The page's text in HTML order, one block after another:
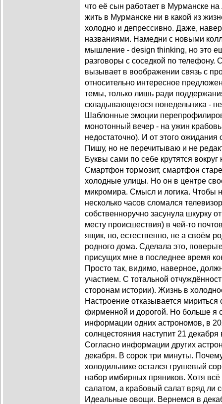
что её сын работает в Мурманске
жить в Мурманске ни в какой из
холодно и депрессивно. Даже,
названиями. Намедни с новыми
мышление - design thinking, но это
разговоры с соседкой по телефону.
вызывает в воображении связь с
относительно интересное
темы, только лишь ради
складывающегося понедельника -
Шаблонные эмоции
монотонный вечер - на ужин
недостаточно). И от этого ожидания
Пишу, но не перечитываю и не
Буквы сами по себе крутятся
Смартфон тормозит, смартфон
холодные улицы. Но он в центре
микромира. Смысл и логика. Чтобы
несколько часов сломался
собственноручно засунула шкурку
месту происшествия) в чей-то
ящик, но, естественно, не а своём
родного дома. Сделала это,
присущих мне в последнее время
Просто так, видимо, наверное,
участием. С тотальной
сторонам истории). Жизнь в
Настроение отказывается
фирменной и дорогой. Но больше я
информации одних астрономов, в
солнцестояния наступит 21
Согласно информации других
декабря. В сорок три минуты.
холодильнике остался грушевый
набор имбирных пряников. Хотя
салатом, а крабовый салат вряд ли
Идеальные овощи. Вернемся в